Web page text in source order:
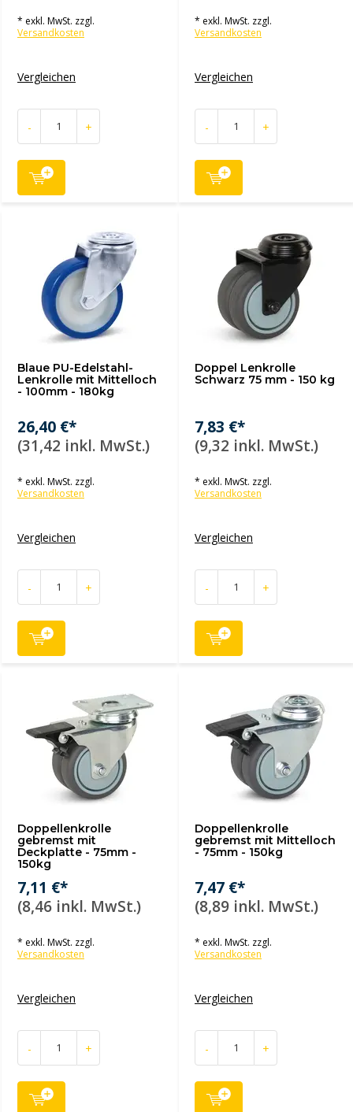
* exkl. MwSt. zzgl.
Versandkosten
Vergleichen
- +
* exkl. MwSt. zzgl.
Versandkosten
Vergleichen
- +
Blaue PU-Edelstahl-
Lenkrolle mit Mittelloch
- 100mm - 180kg
26,40 €*
(31,42 inkl. MwSt.)
* exkl. MwSt. zzgl.
Versandkosten
Vergleichen
- +
Doppel Lenkrolle
Schwarz 75 mm - 150 kg
7,83 €*
(9,32 inkl. MwSt.)
* exkl. MwSt. zzgl.
Versandkosten
Vergleichen
- +
Doppellenkrolle
gebremst mit
Deckplatte - 75mm -
150kg
7,11 €*
(8,46 inkl. MwSt.)
* exkl. MwSt. zzgl.
Versandkosten
Vergleichen
- +
Doppellenkrolle
gebremst mit Mittelloch
- 75mm - 150kg
7,47 €*
(8,89 inkl. MwSt.)
* exkl. MwSt. zzgl.
Versandkosten
Vergleichen
- +